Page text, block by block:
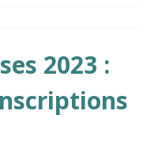
2023 :